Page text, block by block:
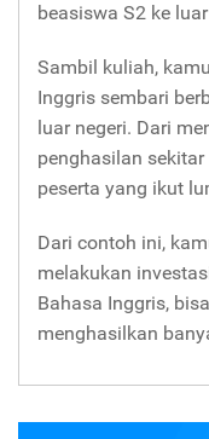
beasiswa S2 ke
Sambil kuliah,
Inggris sembari
luar negeri. Dari
penghasilan
peserta yang ikut
Dari contoh ini,
melakukan
Bahasa Inggris,
menghasilkan